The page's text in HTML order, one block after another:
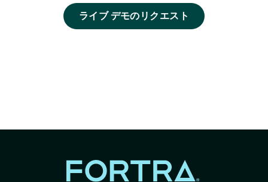
ライブ デモのリクエスト